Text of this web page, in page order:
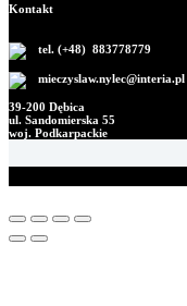
Kontakt
tel. (+48) 883778779
mieczyslaw.nylec@interia.pl
39-200 Dębica
ul. Sandomierska 55
woj. Podkarpackie